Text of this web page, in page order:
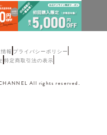
報 プライバシーポリシー
特定商取引法の表示
All rights reserved.